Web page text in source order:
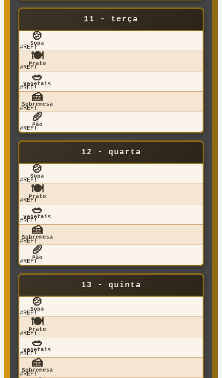
11 - terça
🍲
Sopa
#REF!
🍽️
Prato
#REF!
🥗
Vegetais
#REF!
🍰
Sobremesa
#REF!
🥖
Pão
#REF!
12 - quarta
🍲
Sopa
#REF!
🍽️
Prato
#REF!
🥗
Vegetais
#REF!
🍰
Sobremesa
#REF!
🥖
Pão
#REF!
13 - quinta
🍲
Sopa
#REF!
🍽️
Prato
#REF!
🥗
Vegetais
#REF!
🍰
Sobremesa
#REF!